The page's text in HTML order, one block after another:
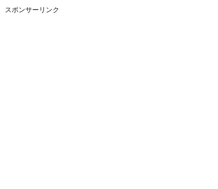
スポンサーリンク